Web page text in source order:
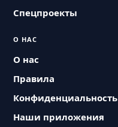
Спецпроекты
О НАС
О нас
Правила
Конфиденциальность
Наши приложения